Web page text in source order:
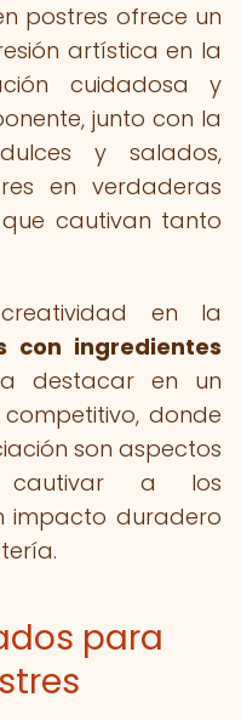
postres ofrece un
artística en la
cuidadosa y
junto con la
y salados,
en verdaderas
cautivan tanto
en la
con ingredientes
destacar en un
donde
son aspectos
cautivar a los
impacto duradero
para